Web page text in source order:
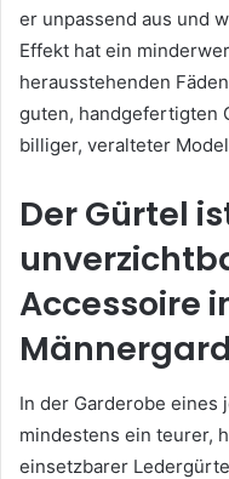
er unpassend aus und
Effekt hat ein
herausstehenden
guten, handgefertigten
billiger, veralteter
Der Gürtel
Accessoire
In der Garderobe eines
mindestens ein teurer,
einsetzbarer